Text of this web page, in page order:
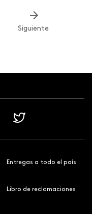
Siguiente
Entregas a todo el país
Libro de reclamaciones